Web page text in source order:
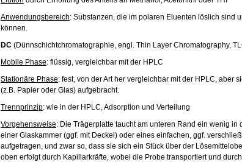
Anwendungsbereich: Substanzen, die im polaren Eluenten löslich sind
können.
DC (Dünnschichtchromatographie, engl. Thin Layer Chromatography,
Mobile Phase: flüssig, vergleichbar mit der HPLC
Stationäre Phase: fest, von der Art her vergleichbar mit der HPLC, aber
(z.B. Papier oder Glas) aufgebracht.
Trennprinzip: wie in der HPLC, Adsorption und Verteilung
Vorgehensweise: Die Trägerplatte taucht am unteren Rand ein wenig
einer Glaskammer (ggf. mit Deckel) oder eines einfachen, ggf.
aufgetragen, und zwar so, dass sie sich ein Stück über der
oben erfolgt durch Kapillarkräfte, wobei die Probe transportiert und